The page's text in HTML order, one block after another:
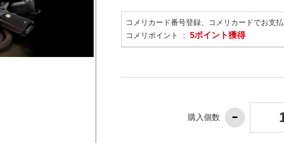
コメリカード番号登録、コメリカードでお支
コメリポイント ： 5ポイント獲得
購入個数